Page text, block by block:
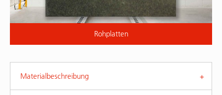
Rohplatten
Materialbeschreibung